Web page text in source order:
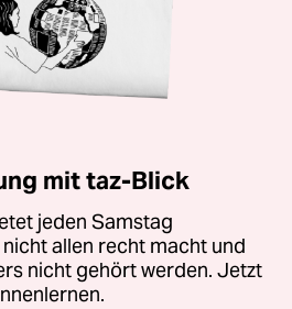
mit taz-Blick
jeden Samstag
allen recht macht und
nicht gehört werden. Jetzt